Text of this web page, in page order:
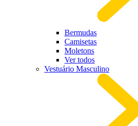
Bermudas
Camisetas
Moletons
Ver todos
Vestuário Masculino